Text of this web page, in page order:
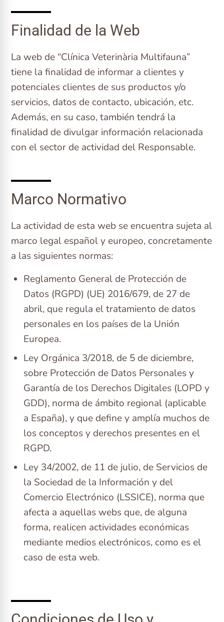
Finalidad de la Web
La web de “Clínica Veterinària Multifauna”
tiene la finalidad de informar a clientes y
potenciales clientes de sus productos y/o
servicios, datos de contacto, ubicación, etc.
Además, en su caso, también tendrá la
finalidad de divulgar información relacionada
con el sector de actividad del Responsable.
Marco Normativo
La actividad de esta web se encuentra sujeta al
marco legal español y europeo, concretamente
a las siguientes normas:
Reglamento General de Protección de
Datos (RGPD) (UE) 2016/679, de 27 de
abril, que regula el tratamiento de datos
personales en los países de la Unión
Europea.
Ley Orgánica 3/2018, de 5 de diciembre,
sobre Protección de Datos Personales y
Garantía de los Derechos Digitales (LOPD y
GDD), norma de ámbito regional (aplicable
a España), y que define y amplía muchos de
los conceptos y derechos presentes en el
RGPD.
Ley 34/2002, de 11 de julio, de Servicios de
la Sociedad de la Información y del
Comercio Electrónico (LSSICE), norma que
afecta a aquellas webs que, de alguna
forma, realicen actividades económicas
mediante medios electrónicos, como es el
caso de esta web.